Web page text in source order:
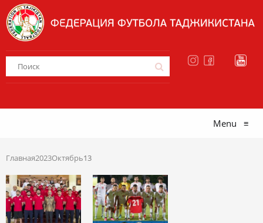
Menu ≡
Главная2023Октябрь13